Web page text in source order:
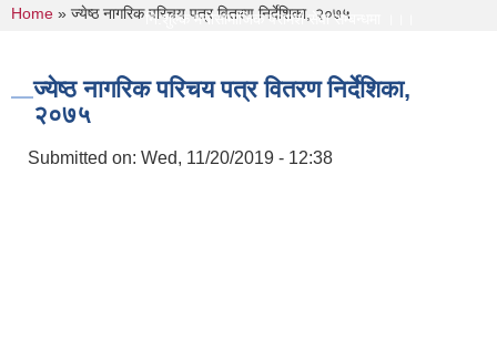
नि:शुल्क मनोसामाजिक परामर्श सेवा सम्बन्धमा ।।।
You are here
Home » ज्येष्ठ नागरिक परिचय पत्र वितरण निर्देशिका, २०७५
ज्येष्ठ नागरिक परिचय पत्र वितरण निर्देशिका,
२०७५
Submitted on: Wed, 11/20/2019 - 12:38